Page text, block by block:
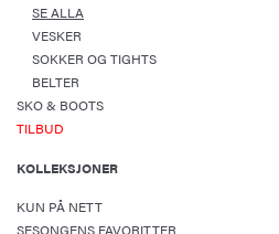
SE ALLA
VESKER
SOKKER OG TIGHTS
BELTER
SKO & BOOTS
TILBUD
KOLLEKSJONER
KUN PÅ NETT
SESONGENS FAVORITTER